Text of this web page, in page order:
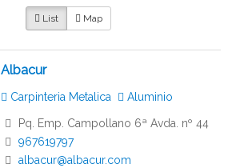
List Map
Albacur
Carpinteria Metalica Aluminio
Pq. Emp. Campollano 6ª Avda. nº 44
967619797
albacur@albacur.com